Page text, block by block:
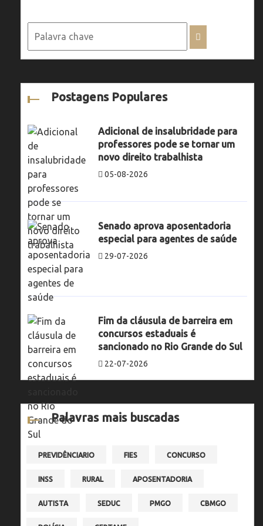
Postagens Populares
Adicional de insalubridade para
professores pode se tornar um
novo direito trabalhista
05-08-2026
Senado aprova aposentadoria
especial para agentes de saúde
29-07-2026
Fim da cláusula de barreira em
concursos estaduais é
sancionado no Rio Grande do Sul
22-07-2026
Palavras mais buscadas
PREVIDÊNCIARIO FIES CONCURSO
INSS RURAL APOSENTADORIA
AUTISTA SEDUC PMGO CBMGO